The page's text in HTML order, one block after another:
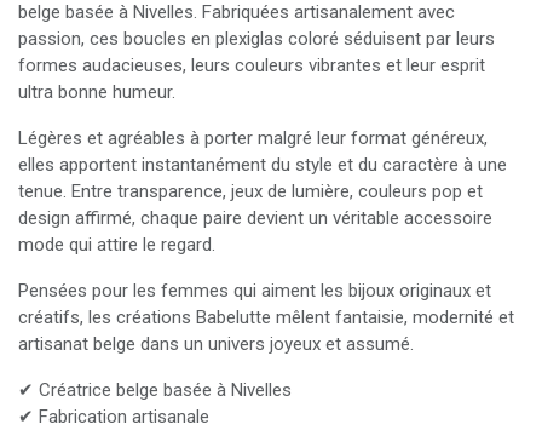
belge basée à Nivelles. Fabriquées artisanalement avec
passion, ces boucles en plexiglas coloré séduisent par leurs
formes audacieuses, leurs couleurs vibrantes et leur esprit
ultra bonne humeur.
Légères et agréables à porter malgré leur format généreux,
elles apportent instantanément du style et du caractère à une
tenue. Entre transparence, jeux de lumière, couleurs pop et
design affirmé, chaque paire devient un véritable accessoire
mode qui attire le regard.
Pensées pour les femmes qui aiment les bijoux originaux et
créatifs, les créations Babelutte mêlent fantaisie, modernité et
artisanat belge dans un univers joyeux et assumé.
✔ Créatrice belge basée à Nivelles
✔ Fabrication artisanale